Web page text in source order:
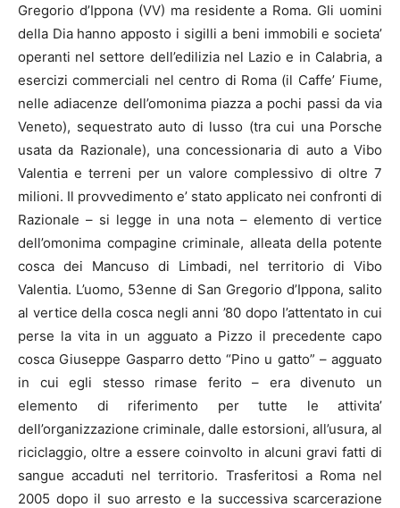
Gregorio d’Ippona (VV) ma residente a Roma. Gli uomini
della Dia hanno apposto i sigilli a beni immobili e societa’
operanti nel settore dell’edilizia nel Lazio e in Calabria, a
esercizi commerciali nel centro di Roma (il Caffe’ Fiume,
nelle adiacenze dell’omonima piazza a pochi passi da via
Veneto), sequestrato auto di lusso (tra cui una Porsche
usata da Razionale), una concessionaria di auto a Vibo
Valentia e terreni per un valore complessivo di oltre 7
milioni. Il provvedimento e’ stato applicato nei confronti di
Razionale – si legge in una nota – elemento di vertice
dell’omonima compagine criminale, alleata della potente
cosca dei Mancuso di Limbadi, nel territorio di Vibo
Valentia. L’uomo, 53enne di San Gregorio d’Ippona, salito
al vertice della cosca negli anni ’80 dopo l’attentato in cui
perse la vita in un agguato a Pizzo il precedente capo
cosca Giuseppe Gasparro detto “Pino u gatto” – agguato
in cui egli stesso rimase ferito – era divenuto un
elemento di riferimento per tutte le attivita’
dell’organizzazione criminale, dalle estorsioni, all’usura, al
riciclaggio, oltre a essere coinvolto in alcuni gravi fatti di
sangue accaduti nel territorio. Trasferitosi a Roma nel
2005 dopo il suo arresto e la successiva scarcerazione